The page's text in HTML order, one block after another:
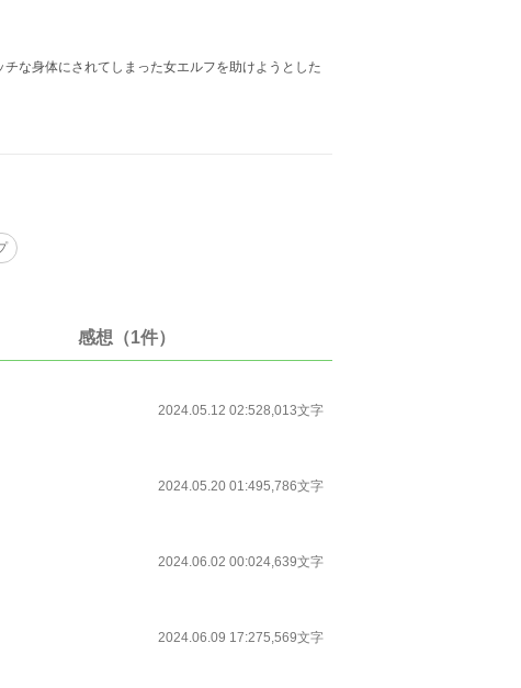
な身体にされてしまった女エルフを助けようとした
感想（1件）
2024.05.12 02:528,013文字
2024.05.20 01:495,786文字
2024.06.02 00:024,639文字
2024.06.09 17:275,569文字